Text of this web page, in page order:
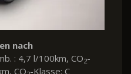
nach
: 4,7 l/100km, CO2-
CO -Klasse: C